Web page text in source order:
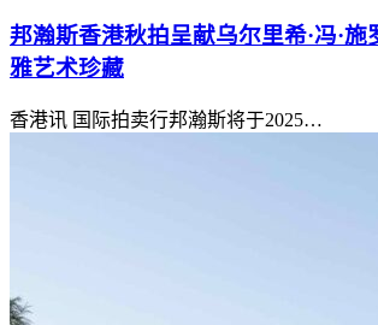
邦瀚斯香港秋拍呈献乌尔里希·冯·
雅艺术珍藏
香港讯 国际拍卖行邦瀚斯将于2025…